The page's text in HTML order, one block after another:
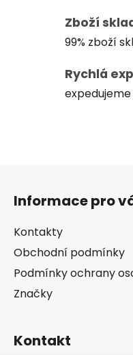
Zboží
99% zboží
Rychlá
Informace pro
Kontakty
Obchodní podmínky
Podmínky ochrany
Značky
Kontakt